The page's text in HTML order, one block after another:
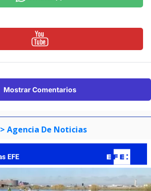
Mostrar Comentarios
> Agencia De Noticias